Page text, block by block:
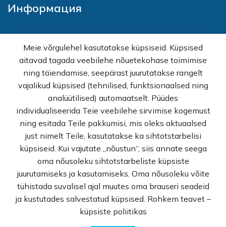
Информация
Товары
Акции
Оптовая торговля
Как купить?
Вопросы и ответы
Политика конфиденциальности
Условия продажи
Контакт
© Rekvi.ee
Created by - Webber OU
Meie võrgulehel kasutatakse küpsiseid. Küpsised
aitavad tagada veebilehe nõuetekohase toimimise
ning täiendamise, seepärast juurutatakse rangelt
vajalikud küpsised (tehnilised, funktsionaalsed ning
analüütilised) automaatselt. Püüdes
individualiseerida Teie veebilehe sirvimise kogemust
ning esitada Teile pakkumisi, mis oleks aktuaalsed
just nimelt Teile, kasutatakse ka sihtotstarbelisi
küpsiseid. Kui vajutate „nõustun“, siis annate seega
oma nõusoleku sihtotstarbeliste küpsiste
juurutamiseks ja kasutamiseks. Oma nõusoleku võite
tühistada suvalisel ajal muutes oma brauseri seadeid
ja kustutades salvestatud küpsised. Rohkem teavet –
küpsiste poliitikas